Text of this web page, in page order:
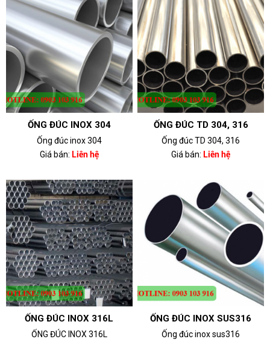
ỐNG ĐÚC INOX 304
Ống đúc inox 304
Giá bán: Liên hệ
ỐNG ĐÚC TD 304, 316
Ống đúc TD 304, 316
Giá bán: Liên hệ
ỐNG ĐÚC INOX 316L
ỐNG ĐÚC INOX 316L
ỐNG ĐÚC INOX SUS316
Ống đúc inox sus316